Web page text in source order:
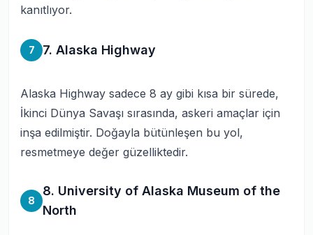
kanıtlıyor.
7 7. Alaska Highway
Alaska Highway sadece 8 ay gibi kısa bir sürede,
İkinci Dünya Savaşı sırasında, askeri amaçlar için
inşa edilmiştir. Doğayla bütünleşen bu yol,
resmetmeye değer güzelliktedir.
8
8. University of Alaska Museum of the
North